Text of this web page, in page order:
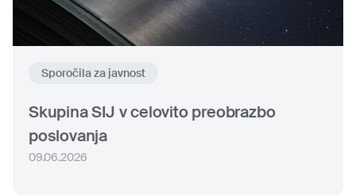
Sporočila za javnost
Skupina SIJ v celovito preobrazbo
poslovanja
09.06.2026